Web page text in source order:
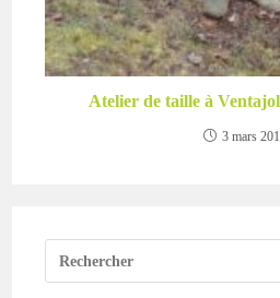
Atelier de taille à
3 mars